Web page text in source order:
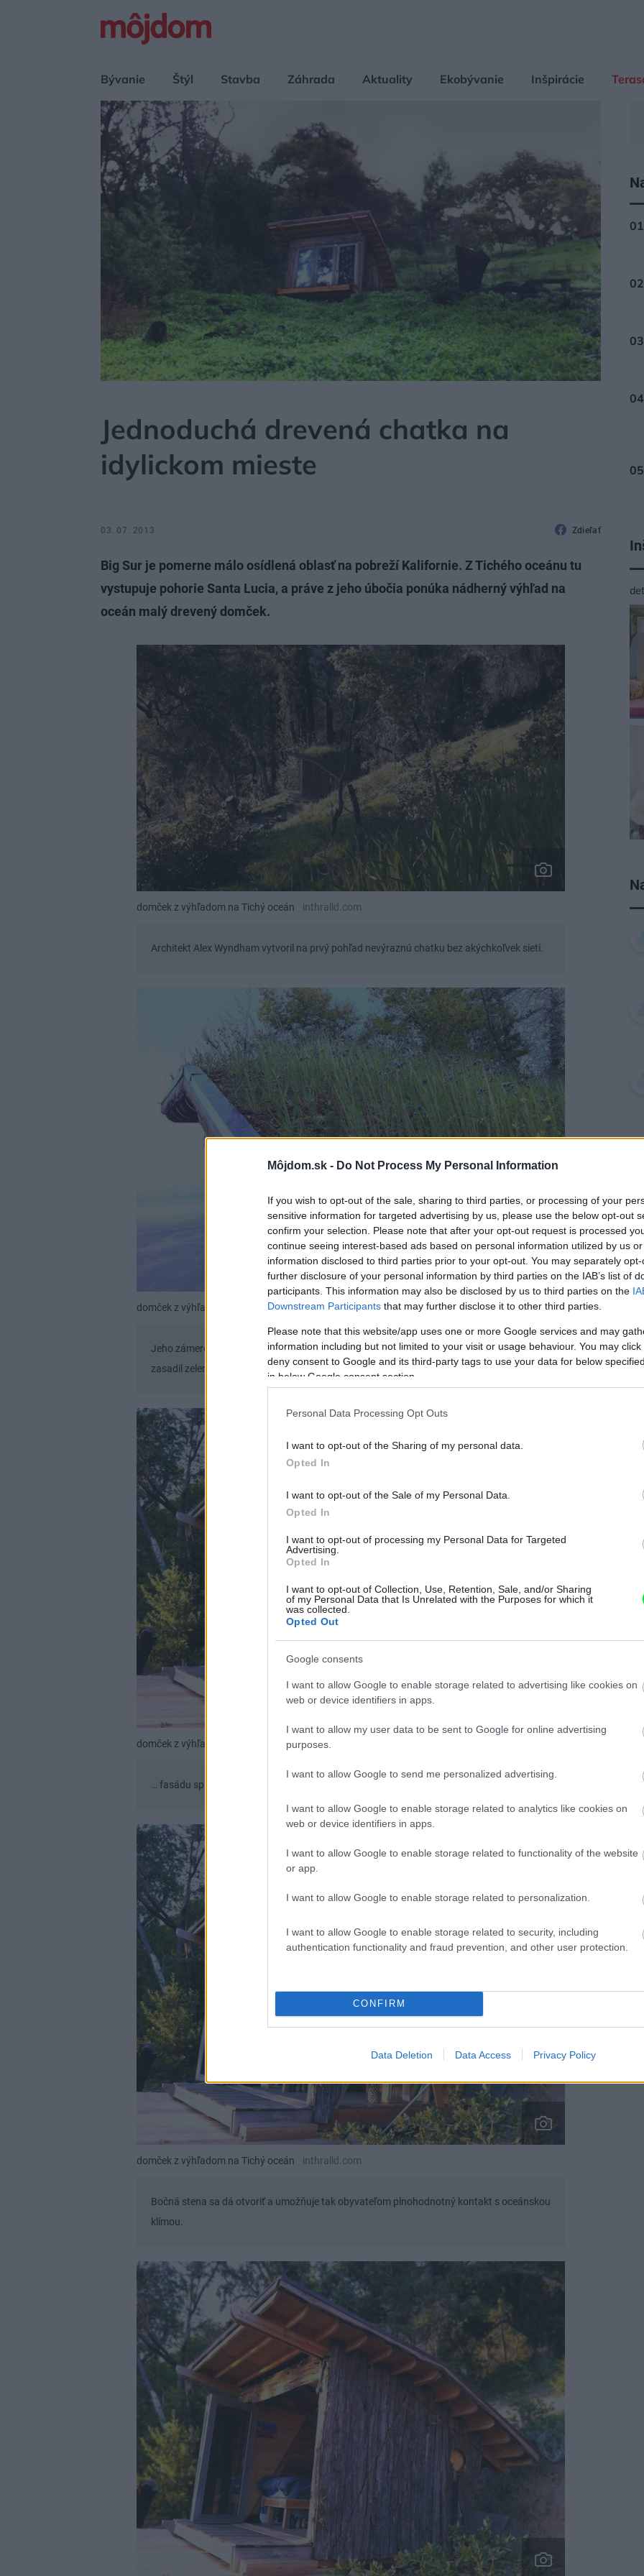
Môjdom.sk - Do Not Process My Personal Information
If you wish to opt-out of the sale, sharing to third parties, or processing of your
sensitive information for targeted advertising by us, please use the below opt-out
confirm your selection. Please note that after your opt-out request is processed
continue seeing interest-based ads based on personal information utilized by us
information disclosed to third parties prior to your opt-out. You may separately
further disclosure of your personal information by third parties on the IAB’s list of
participants. This information may also be disclosed by us to third parties on the
Downstream Participants that may further disclose it to other third parties.
Please note that this website/app uses one or more Google services and may
information including but not limited to your visit or usage behaviour. You may
deny consent to Google and its third-party tags to use your data for below
in below Google consent section.
Personal Data Processing Opt Outs
I want to opt-out of the Sharing of my personal data.
Opted In
I want to opt-out of the Sale of my Personal Data.
Opted In
I want to opt-out of processing my Personal Data for Targeted
Advertising.
Opted In
I want to opt-out of Collection, Use, Retention, Sale, and/or Sharing
of my Personal Data that Is Unrelated with the Purposes for which it
was collected.
Opted Out
Google consents
I want to allow Google to enable storage related to advertising like cookies on
web or device identifiers in apps.
I want to allow my user data to be sent to Google for online advertising
purposes.
I want to allow Google to send me personalized advertising.
I want to allow Google to enable storage related to analytics like cookies on
web or device identifiers in apps.
I want to allow Google to enable storage related to functionality of the website
or app.
I want to allow Google to enable storage related to personalization.
I want to allow Google to enable storage related to security, including
authentication functionality and fraud prevention, and other user protection.
CONFIRM
Data Deletion Data Access Privacy Policy
Bývanie Štýl Stavba Záhrada Aktuality Ekobývanie Inšpirácie
Jednoduchá drevená chatka na
idylickom mieste
03. 07. 2013 Zdieľať
Big Sur je pomerne málo osídlená oblasť na pobreží Kalifornie. Z Tichého oceánu tu
vystupuje pohorie Santa Lucia, a práve z jeho úbočia ponúka nádherný výhľad na
oceán malý drevený domček.
domček z výhľadom na Tichý oceán inthralld.com
Architekt Alex Wyndham vytvoril na prvý pohľad nevýraznú chatku bez akýchkoľvek sietí.
domček z výhľadom na Tichý oceán inthralld.com
Jeho zámerom bolo, aby domček vyvolával tajuplný nekonvenčný dojem. Na streche
zasadil zelený trávnik.
domček z výhľadom na Tichý oceán inthralld.com
… fasádu spravil zo sekvoje. Predné dvere komplene presklil.
domček z výhľadom na Tichý oceán inthralld.com
Bočná stena sa dá otvoriť a umožňuje tak obyvateľom plnohodnotný kontakt s oceánskou
klímou.